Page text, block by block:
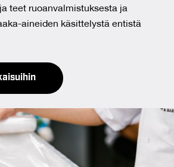
teet ruoanvalmistuksesta ja
aineiden käsittelystä entistä